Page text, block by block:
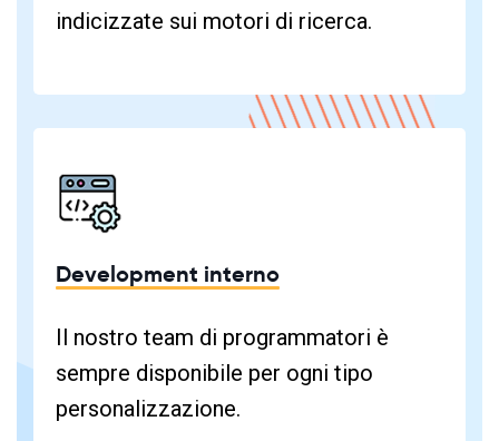
indicizzate sui motori di ricerca.
Development interno
Il nostro team di programmatori è
sempre disponibile per ogni tipo
personalizzazione.